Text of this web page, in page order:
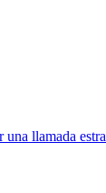
una llamada